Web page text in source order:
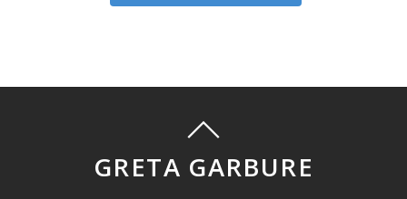
GRETA GARBURE